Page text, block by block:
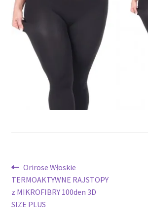
Recenzje
Nawigacja
wpisu
Poprzedni
wpis:
Orirose Włoskie
TERMOAKTYWNE RAJSTOPY
z MIKROFIBRY 100den 3D
SIZE PLUS